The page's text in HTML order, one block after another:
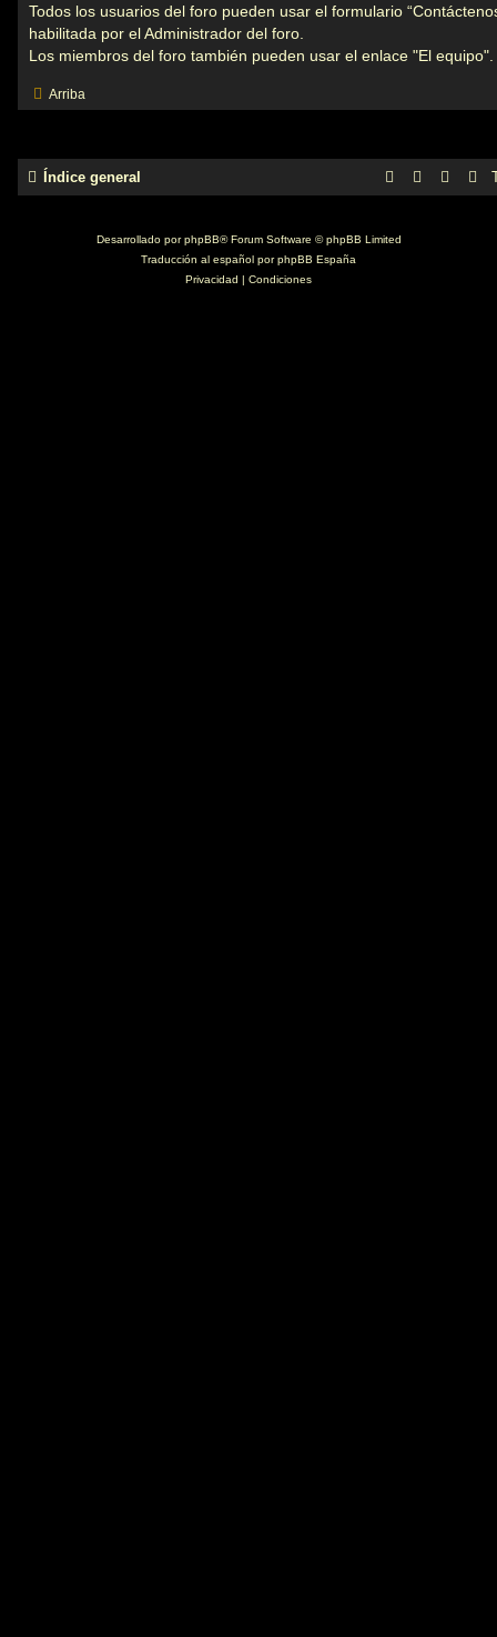
Todos los usuarios del foro pueden usar el formulario
habilitada por el Administrador del foro.
Los miembros del foro también pueden usar el enlace "El equipo".
Arriba
Índice general
Desarrollado porphpBB® Forum Software © phpBB Limited
Traducción al español porphpBB España
Privacidad | Condiciones